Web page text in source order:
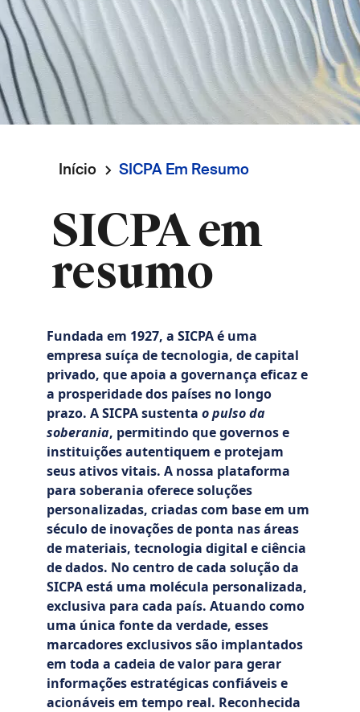
Navegação
estrutural
Início SICPA Em Resumo
SICPA em
resumo
Fundada em 1927, a SICPA é uma
empresa suíça de tecnologia, de capital
privado, que apoia a governança eficaz e
a prosperidade dos países no longo
prazo. A SICPA sustenta o pulso da
soberania, permitindo que governos e
instituições autentiquem e protejam
seus ativos vitais. A nossa plataforma
para soberania oferece soluções
personalizadas, criadas com base em um
século de inovações de ponta nas áreas
de materiais, tecnologia digital e ciência
de dados. No centro de cada solução da
SICPA está uma molécula personalizada,
exclusiva para cada país. Atuando como
uma única fonte da verdade, esses
marcadores exclusivos são implantados
em toda a cadeia de valor para gerar
informações estratégicas confiáveis e
acionáveis ​​em tempo real. Reconhecida